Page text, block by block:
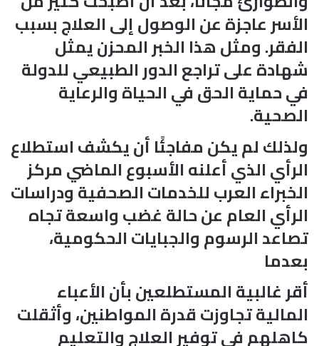
الأسر عاجزة عن الوصول إلى العلاج بسبب
الفقر. ومثل هذا الخبر المحزن يمثل
شهادة على تراجع الدور الطبيعي للدولة
في حماية الحق في الحياة والرعاية
الصحية.
ولذلك لم يكن مفاجئًا أن يكشف استطلاع
الرأي الذي أعلنه الأسبوع الماضي مركز
الخبراء العرب للخدمات الصحفية ودراسات
الرأي العام عن حالة غضب واسعة تجاه
تصاعد الرسوم والجبايات الحكومية،
بعدما
أقر غالبية المستطلعين بأن الأعباء
المالية تجاوزت قدرة المواطنين، وأثقلت
كاهلهم في توفير العلاج والتعليم